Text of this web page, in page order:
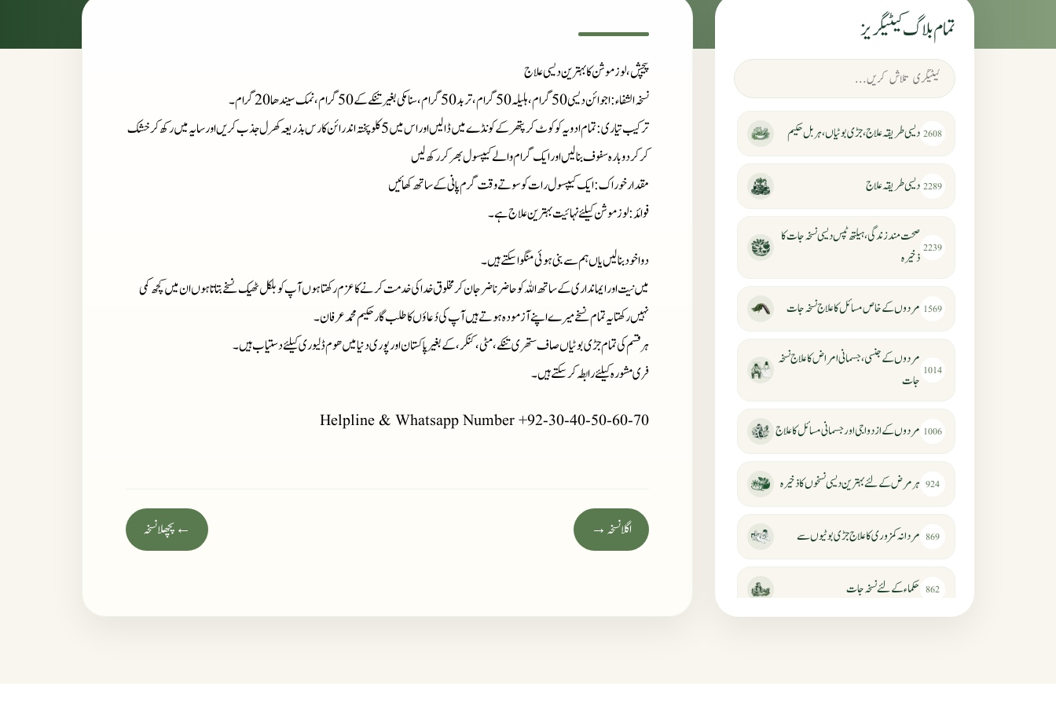
پیچش، لوز موشن کا بہترین دیسی علاج
نسخہ الشفاء: اجوائن دیسی 50 گرام، ہلیلہ 50 گرام، تربد 50 گرام، سنا مکی بغیر تنکے کے 50 گرام، نمک سیندھا 20 گرام۔
ترکیب تیاری
: تمام ادویہ کو کوٹ کر پتھر کے کونڈے میں ڈالیں اور اس میں 5 کلو پختہ اندرائن کا رس بذریعہ کھرل جذب کریں اور سایہ میں رکھ کر خشک
کر کر دوبارہ سفوف بنا لیں اور ایک گرام والے کیپسول بھر کر رکھ لیں
مقدار خوراک: ایک کیپسول رات کو سوتے وقت گرم پانی کے ساتھ کھائیں
فوائد: لوز موشن کیلئے نہائیت بہترین علاج ہے۔
دوا خود بنا لیں یاں ہم سے بنی ہوئی منگوا سکتے ہیں۔
میں نیت اور ایمانداری کے ساتھ اللہ کو حاضر ناضر جان کر مخلوق خدا کی خدمت کرنے کا عزم رکھتا ہوں آپ کو بلکل ٹھیک نسخے بتاتا ہوں ان میں کچھ کمی
نہیں رکھتا یہ تمام نسخے میرے اپنے آزمودہ ہوتے ہیں آپ کی دُعاؤں کا طلب گار حکیم محمد عرفان۔
ہر قسم کی تمام جڑی بوٹیاں صاف ستھری تنکے، مٹی، کنکر، کے بغیر پاکستان اور پوری دنیا میں ھوم ڈلیوری کیلئے دستیاب ہیں۔
فری مشورہ کیلئے رابطہ کر سکتے ہیں۔
Helpline & Whatsapp Number +92-30-40-50-60-70
← پچھلا نسخہ اگلا نسخہ →
تمام بلاگ کیٹیگریز
2608 دیسی طریقہ علاج، جڑی بوٹیاں، ہربل حکیم
2289 دیسی طریقہ علاج
2239
صحت مند زندگی، ہیلتھ ٹپس دیسی نسخہ جات کا
ذخیرہ
1569 مردوں کے خاص مسائل کا علاج نسخہ جات
1014
مردوں کے جنسی، جسمانی امراض کا علاج نسخہ
جات
1006 مردوں کے ازدواجی اور جسمانی مسائل کا علاج
924 ہر مرض کے لئے بہترین دیسی نسخوں کا ذخیرہ
869 مردانہ کمزوری کا علاج جڑی بوٹیوں سے
862 حکماء کےلئے نسخہ جات